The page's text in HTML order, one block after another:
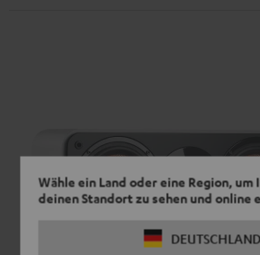
Wähle ein Land oder eine Region, um
deinen Standort zu sehen und online
DEUTSCHLAND